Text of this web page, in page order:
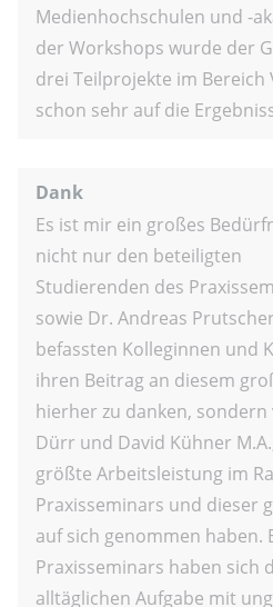
Medienhochschulen und -
der Workshops wurde der
drei Teilprojekte im Bereich
schon sehr auf die
Dank
Es ist mir ein großes
nicht nur den beteiligten
Studierenden des
sowie Dr. Andreas
befassten Kolleginnen und
ihren Beitrag an diesem
hierher zu danken,
Dürr und David Kühner
größte Arbeitsleistung im
Praxisseminars und dieser
auf sich genommen haben.
Praxisseminars haben sich
alltäglichen Aufgabe mit